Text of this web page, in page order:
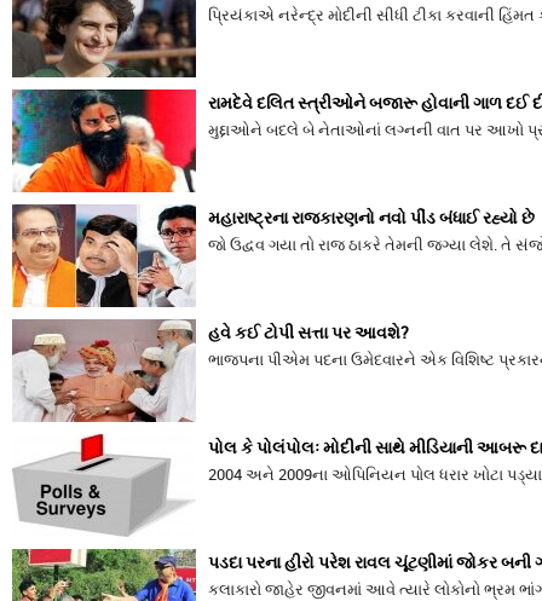
પ્રિયંકાએ નરેન્દ્ર મોદીની સીધી ટીકા કરવાની હિંમત
રામદેવે દલિત સ્ત્રીઓને બજારૂ હોવાની ગાળ દઈ
મુદ્દાઓને બદલે બે નેતાઓનાં લગ્નની વાત પર આખો
મહારાષ્ટ્રના રાજકારણનો નવો પીંડ બંધાઈ રહ્યો છે
જો ઉદ્વવ ગયા તો રાજ ઠાકરે તેમની જગ્યા લેશે. તે
હવે કઈ ટોપી સત્તા પર આવશે?
ભાજપના પીએમ પદના ઉમેદવારને એક વિશિષ્ટ
પોલ કે પોલંપોલઃ મોદીની સાથે મીડિયાની આબરૂ
2004 અને 2009ના ઓપિનિયન પોલ ધરાર ખોટા
પડદા પરના હીરો પરેશ રાવલ ચૂંટણીમાં જોકર બની
કલાકારો જાહેર જીવનમાં આવે ત્યારે લોકોનો ભ્રમ